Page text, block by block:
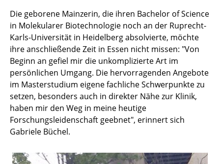
Die geborene Mainzerin, die ihren Bachelor of Science
in Molekularer Biotechnologie noch an der Ruprecht-
Karls-Universität in Heidelberg absolvierte, möchte
ihre anschließende Zeit in Essen nicht missen: "Von
Beginn an gefiel mir die unkomplizierte Art im
persönlichen Umgang. Die hervorragenden Angebote
im Masterstudium eigene fachliche Schwerpunkte zu
setzen, besonders auch in direkter Nähe zur Klinik,
haben mir den Weg in meine heutige
Forschungsleidenschaft geebnet", erinnert sich
Gabriele Büchel.